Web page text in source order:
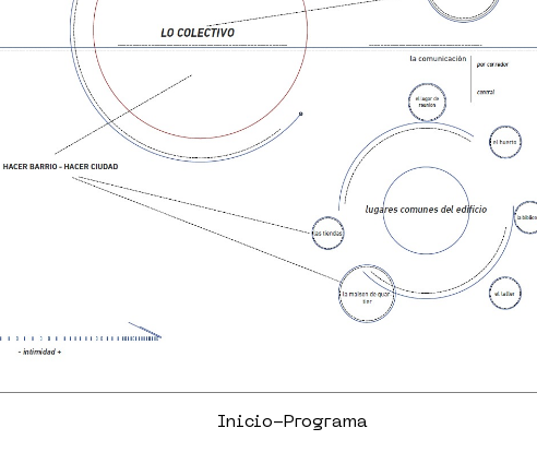
Inicio-Programa